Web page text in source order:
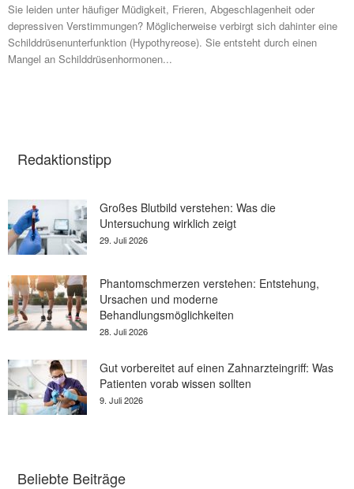
Sie leiden unter häufiger Müdigkeit, Frieren, Abgeschlagenheit oder
depressiven Verstimmungen? Möglicherweise verbirgt sich dahinter eine
Schilddrüsenunterfunktion (Hypothyreose). Sie entsteht durch einen
Mangel an Schilddrüsenhormonen...
Redaktionstipp
Großes Blutbild verstehen: Was die
Untersuchung wirklich zeigt
29. Juli 2026
Phantomschmerzen verstehen: Entstehung,
Ursachen und moderne
Behandlungsmöglichkeiten
28. Juli 2026
Gut vorbereitet auf einen Zahnarzteingriff: Was
Patienten vorab wissen sollten
9. Juli 2026
Beliebte Beiträge